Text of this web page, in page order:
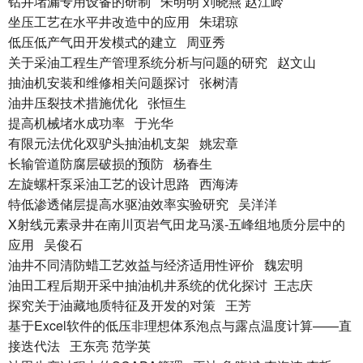
坐压工艺在水平井改造中的应用 朱珺琼
低压低产气田开发模式的建立 周亚秀
关于采油工程生产管理系统分析与问题的研究 赵文山
抽油机安装和维修相关问题探讨 张树清
油井压裂技术措施优化 张恒生
提高机械堵水成功率 于光华
有限元法优化双驴头抽油机支架 姚宏章
长输管道防腐层破损的预防 杨春生
左旋螺杆泵采油工艺的设计思路 西海涛
特低渗透储层提高水驱油效率实验研究 吴洋洋
X射线元素录井在南川页岩气田龙马溪-五峰组地质分层中的
应用 吴俊石
油井不同清防蜡工艺效益与经济适用性评价 魏宏明
油田工程后期开采中抽油机井系统的优化探讨 王志庆
探究关于油藏地质特征及开发的对策 王芳
基于Excel软件的低压非理想体系泡点与露点温度计算——直
接迭代法 王东亮 范学英